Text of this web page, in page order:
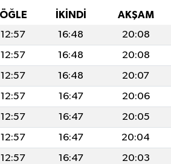
ÖĞLE İKINDI AKŞAM
12:57 16:48 20:08
12:57 16:48 20:08
12:57 16:48 20:07
12:57 16:47 20:06
12:57 16:47 20:05
12:57 16:47 20:04
12:57 16:47 20:03